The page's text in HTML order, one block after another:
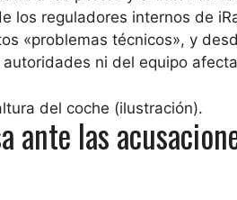
los reguladores internos de
«problemas técnicos», y
ni del equipo
del coche (ilustración).
ante las